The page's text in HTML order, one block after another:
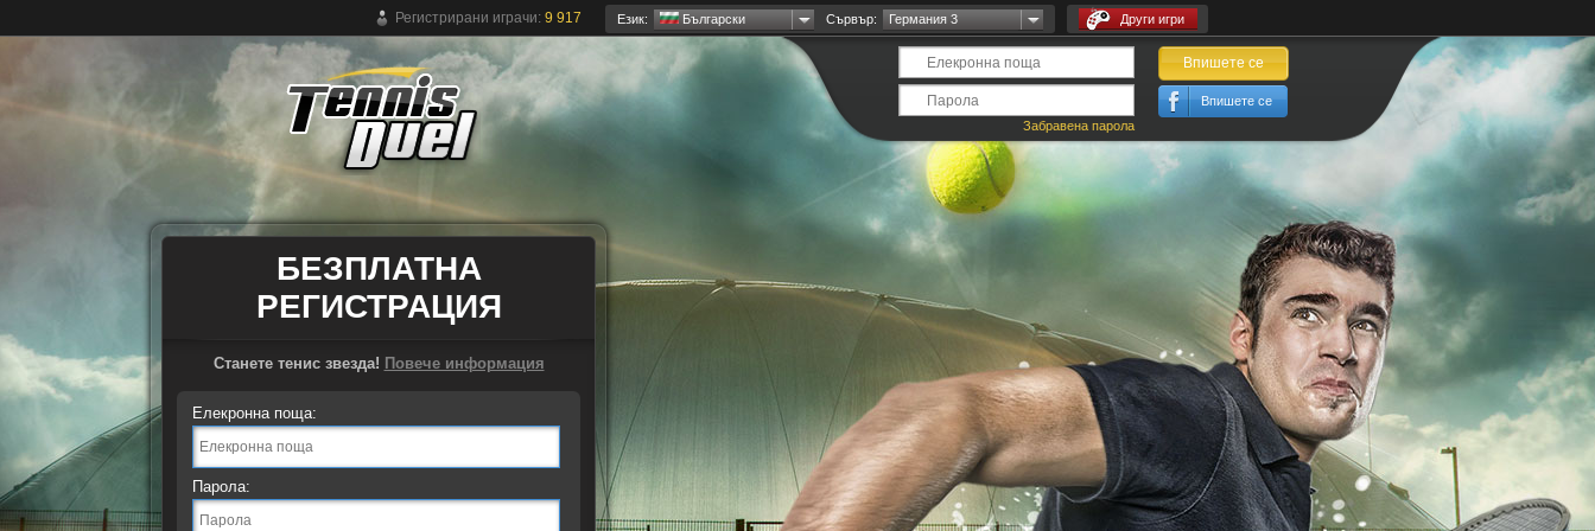
Регистрирани играчи: 9 917 Език: Български Сървър: Германия 3 Други игри
Забравена парола
Впишете се
Впишете се
БЕЗПЛАТНА
РЕГИСТРАЦИЯ
Станете тенис звезда! Повече информация
Елекронна поща:
Парола: